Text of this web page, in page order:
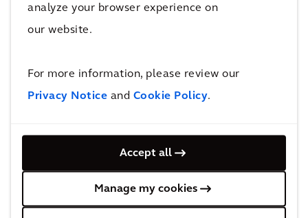
analyze your browser experience on
our website.
For more information, please review our
Privacy Notice and Cookie Policy.
Accept all
Manage my cookies
Contacteer Hans